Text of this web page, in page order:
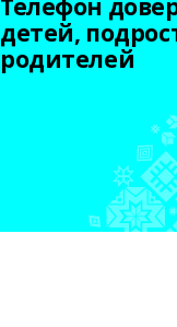
Телефон
детей,
родителей